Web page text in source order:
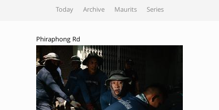
Today Archive Maurits Series
Phiraphong Rd